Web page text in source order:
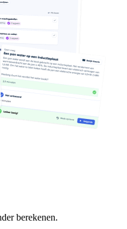
berekenen.